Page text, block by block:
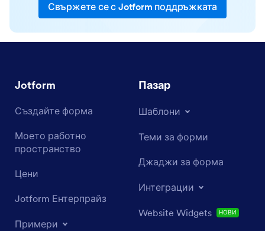
Свържете се с Jotform поддръжката
Jotform
Създайте форма
Моето работно
пространство
Цени
Jotform Ентерпрайз
Примери
Пазар
Шаблони
Теми за форми
Джаджи за форма
Интеграции
Website Widgets НОВИ